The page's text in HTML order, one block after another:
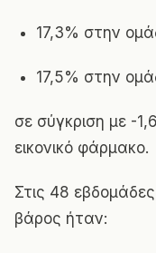
17,3% στην
17,5% στην
σε σύγκριση με -
εικονικό φάρμακο.
Στις 48
βάρος ήταν: